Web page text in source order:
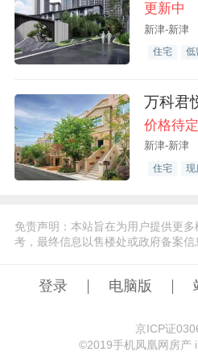
更新中
新津-新津
住宅 低
万科君
价格待定
新津-新津
住宅 现
免责声明：本站旨在为用户提供更
考，最终信息以售楼处或政府备案信
登录 电脑版
京ICP证
©️2019手机凤凰网房产